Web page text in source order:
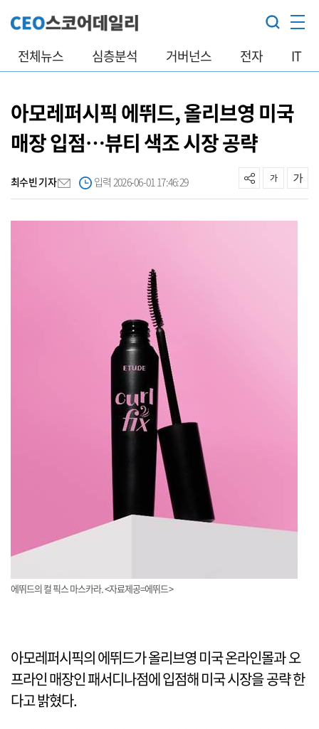
전체뉴스 심층분석 거버넌스 전자 IT
아모레퍼시픽 에뛰드, 올리브영 미국
매장 입점…뷰티 색조 시장 공략
최수빈 기자 입력 2026-06-01 17:46:29
에뛰드의 컬 픽스 마스카라. <자료제공=에뛰드>
아모레퍼시픽의 에뛰드가 올리브영 미국 온라인몰과 오
프라인 매장인 패서디나점에 입점해 미국 시장을 공략 한
다고 밝혔다.